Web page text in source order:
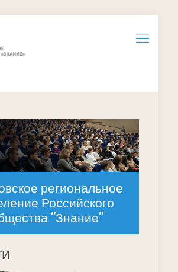
региональное
Российского
"Знание"